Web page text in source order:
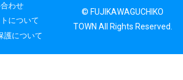
わせ
について
護について
© FUJIKAWAGUCHIKO
TOWN All Rights Reserved.